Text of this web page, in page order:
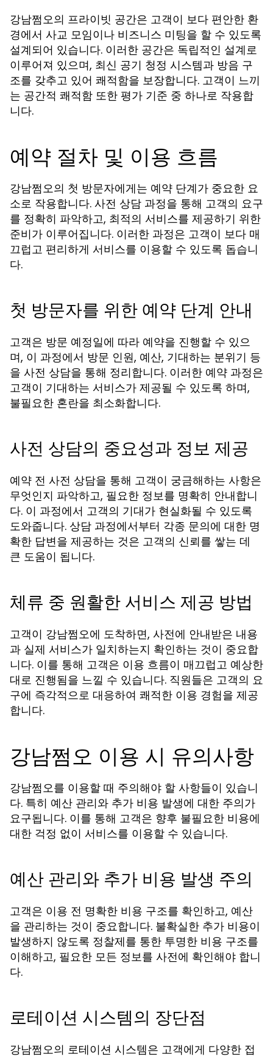
강남쩜오의 프라이빗 공간은 고객이 보다 편안한 환
경에서 사교 모임이나 비즈니스 미팅을 할 수 있도록
설계되어 있습니다. 이러한 공간은 독립적인 설계로
이루어져 있으며, 최신 공기 청정 시스템과 방음 구
조를 갖추고 있어 쾌적함을 보장합니다. 고객이 느끼
는 공간적 쾌적함 또한 평가 기준 중 하나로 작용합
니다.
예약 절차 및 이용 흐름
강남쩜오의 첫 방문자에게는 예약 단계가 중요한 요
소로 작용합니다. 사전 상담 과정을 통해 고객의 요구
를 정확히 파악하고, 최적의 서비스를 제공하기 위한
준비가 이루어집니다. 이러한 과정은 고객이 보다 매
끄럽고 편리하게 서비스를 이용할 수 있도록 돕습니
다.
첫 방문자를 위한 예약 단계 안내
고객은 방문 예정일에 따라 예약을 진행할 수 있으
며, 이 과정에서 방문 인원, 예산, 기대하는 분위기 등
을 사전 상담을 통해 정리합니다. 이러한 예약 과정은
고객이 기대하는 서비스가 제공될 수 있도록 하며,
불필요한 혼란을 최소화합니다.
사전 상담의 중요성과 정보 제공
예약 전 사전 상담을 통해 고객이 궁금해하는 사항은
무엇인지 파악하고, 필요한 정보를 명확히 안내합니
다. 이 과정에서 고객의 기대가 현실화될 수 있도록
도와줍니다. 상담 과정에서부터 각종 문의에 대한 명
확한 답변을 제공하는 것은 고객의 신뢰를 쌓는 데
큰 도움이 됩니다.
체류 중 원활한 서비스 제공 방법
고객이 강남쩜오에 도착하면, 사전에 안내받은 내용
과 실제 서비스가 일치하는지 확인하는 것이 중요합
니다. 이를 통해 고객은 이용 흐름이 매끄럽고 예상한
대로 진행됨을 느낄 수 있습니다. 직원들은 고객의 요
구에 즉각적으로 대응하여 쾌적한 이용 경험을 제공
합니다.
강남쩜오 이용 시 유의사항
강남쩜오를 이용할 때 주의해야 할 사항들이 있습니
다. 특히 예산 관리와 추가 비용 발생에 대한 주의가
요구됩니다. 이를 통해 고객은 향후 불필요한 비용에
대한 걱정 없이 서비스를 이용할 수 있습니다.
예산 관리와 추가 비용 발생 주의
고객은 이용 전 명확한 비용 구조를 확인하고, 예산
을 관리하는 것이 중요합니다. 불확실한 추가 비용이
발생하지 않도록 정찰제를 통한 투명한 비용 구조를
이해하고, 필요한 모든 정보를 사전에 확인해야 합니
다.
로테이션 시스템의 장단점
강남쩜오의 로테이션 시스템은 고객에게 다양한 접